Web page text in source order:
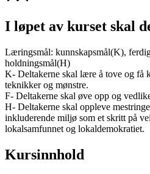
I løpet av kurset skal
Læringsmål: kunnskapsmål(K),
holdningsmål(H)
K- Deltakerne skal lære å tove og få
teknikker og mønstre.
F- Deltakerne skal øve opp og
H- Deltakerne skal oppleve
inkluderende miljø som et skritt på
lokalsamfunnet og lokaldemokratiet.
Kursinnhold